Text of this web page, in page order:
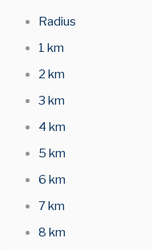
Radius
1 km
2 km
3 km
4 km
5 km
6 km
7 km
8 km